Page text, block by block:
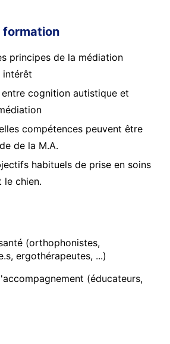
formation
principes de la médiation
intérêt
entre cognition autistique et
compétences peuvent être
de la M.A.
habituels de prise en soins
le chien.
(orthophonistes,
ergothérapeutes, ...)
(éducateurs,